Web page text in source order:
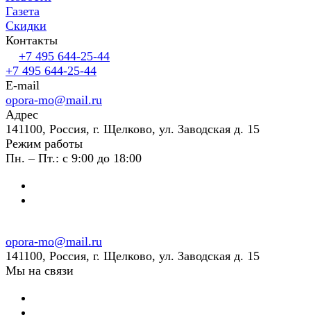
Газета
Скидки
Контакты
+7 495 644-25-44
+7 495 644-25-44
E-mail
opora-mo@mail.ru
Адрес
141100, Россия, г. Щелково, ул. Заводская д. 15
Режим работы
Пн. – Пт.: с 9:00 до 18:00
opora-mo@mail.ru
141100, Россия, г. Щелково, ул. Заводская д. 15
Мы на связи